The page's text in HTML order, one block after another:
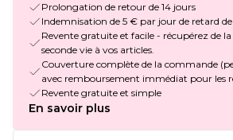
Prolongation de retour de 14 jours
Indemnisation de 5 € par jour de retard
Revente gratuite et facile - récupérez de
seconde vie à vos articles.
Couverture complète de la commande
avec remboursement immédiat pour les
Revente gratuite et simple
En savoir plus